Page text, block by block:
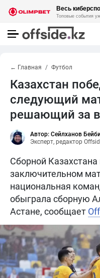
← Главная Футбол
Казахстан
следующий
решающий за
Автор: Сейлханов
Эксперт, редактор
Сборной
заключительном
национальная
обыграла сборную
Астане, сообщает